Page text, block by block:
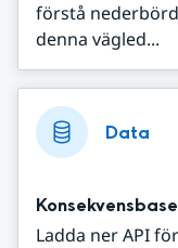
förstå
denna vägled...
Data
Ladda ner API